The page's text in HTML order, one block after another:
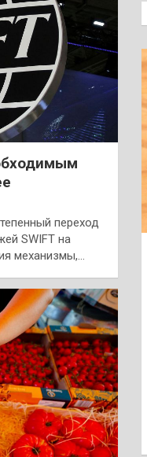
переход
SWIFT на
механизмы,…